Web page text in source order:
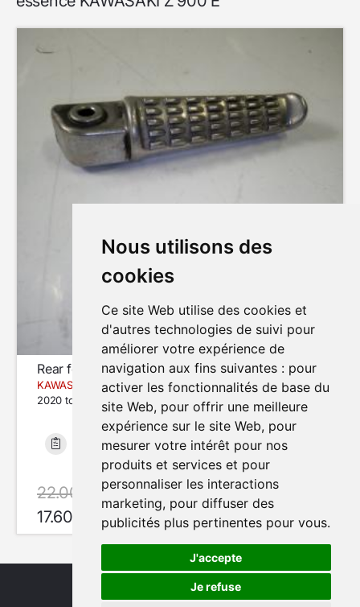
Nous utilisons des
cookies
Ce site Web utilise des cookies et
d'autres technologies de suivi pour
améliorer votre expérience de
navigation aux fins suivantes : pour
activer les fonctionnalités de base du
site Web, pour offrir une meilleure
expérience sur le site Web, pour
mesurer votre intérêt pour nos
produits et services et pour
personnaliser les interactions
marketing, pour diffuser des
publicités plus pertinentes pour vous.
J'accepte
Je refuse
Rear footrest (right)
KAWASAKI Z 900 E
2020 to 2023
Bon état 18 133 km
22.00 €
17.60 €
avec le code SUMMER20
En Stock